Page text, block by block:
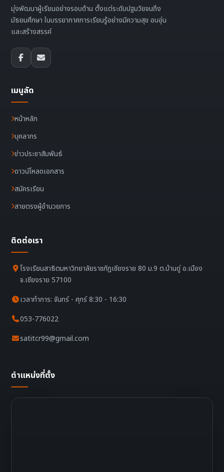
มุ่งพัฒนาผู้เรียนอย่างรอบด้าน ตั้งแต่ระดับปฐมวัยจนถึง
มัธยมศึกษา ในบรรยากาศการเรียนรู้อย่างมีความสุข อบอุ่น
และสร้างสรรค์
เมนูลัด
หน้าหลัก
บุคลากร
ข่าวประชาสัมพันธ์
ดาวน์โหลดเอกสาร
สมัครเรียน
สายตรงผู้อำนวยการ
ติดต่อเรา
โรงเรียนสาธิตมหาวิทยาลัยราชภัฏเชียงราย 80 ม.9 ต.บ้านดู่ อ.เมือง
จ.เชียงราย 57100
เวลาทำการ: จันทร์ - ศุกร์ 8:30 - 16:30
053-776022
satitcr99@gmail.com
ตำแหน่งที่ตั้ง